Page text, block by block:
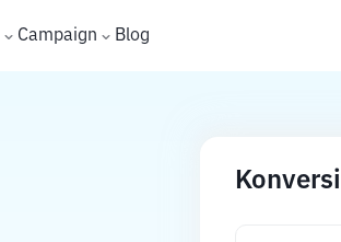
Campaign Blog
Konversi